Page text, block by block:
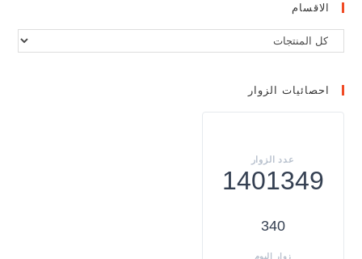
الاقسام
احصائيات الزوار
1401349
340